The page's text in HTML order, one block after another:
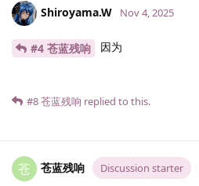
Shiroyama.​W Nov 4, 2025
#4 苍蓝残响 因为
#8苍蓝残响 replied to this.
苍 苍蓝残响 Discussion starter